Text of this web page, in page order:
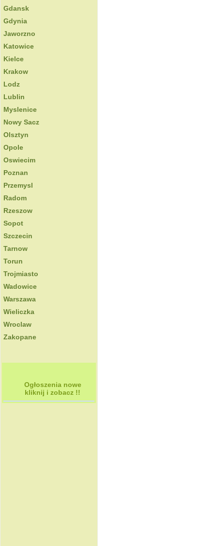
Gdansk
Gdynia
Jaworzno
Katowice
Kielce
Krakow
Lodz
Lublin
Myslenice
Nowy Sacz
Olsztyn
Opole
Oswiecim
Poznan
Przemysl
Radom
Rzeszow
Sopot
Szczecin
Tarnow
Torun
Trojmiasto
Wadowice
Warszawa
Wieliczka
Wroclaw
Zakopane
Ogłoszenia nowe
kliknij i zobacz !!